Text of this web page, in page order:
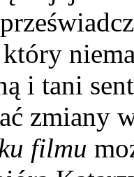
i tani
zmiany
filmu